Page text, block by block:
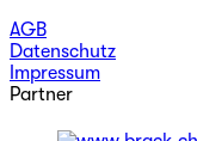
AGB
Datenschutz
Impressum
Partner